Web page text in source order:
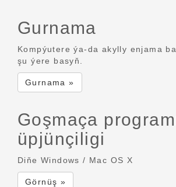
Gurnama
Kompýutere ýa-da akylly enjama
şu ýere basyň.
Gurnama »
Goşmaça
üpjünçiligi
Diňe Windows / Mac OS X
Görnüş »